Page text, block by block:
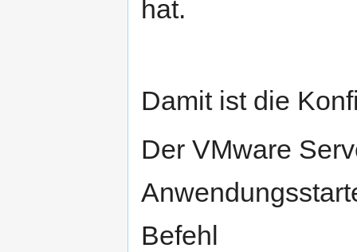
hat.
Damit ist die
Der VMware
Befehl